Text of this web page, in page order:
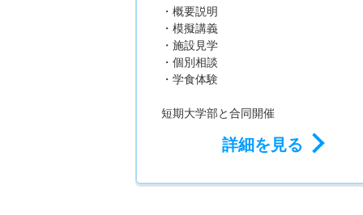
・概要説明
・模擬講義
・施設見学
・個別相談
・学食体験
短期大学部と合同開催
詳細を見る